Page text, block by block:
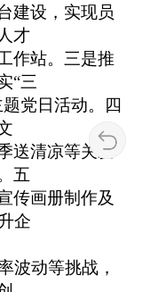
建设，实现员
才
作站。三是推
“三
党日活动。四
送清凉等关爱
五
传画册制作及
企
波动等挑战，